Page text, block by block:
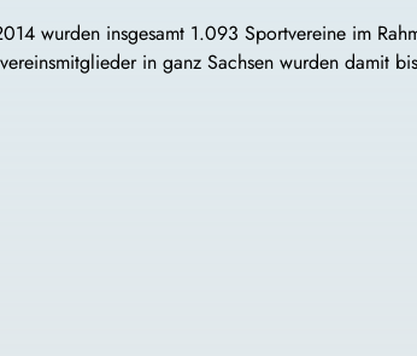
wurden insgesamt 1.093 Sportvereine im
in ganz Sachsen wurden damit